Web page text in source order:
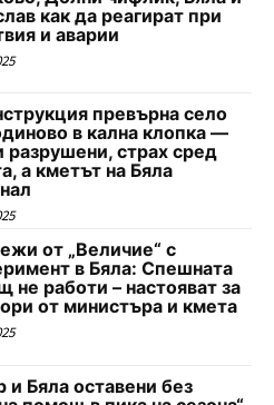
как да реагират при
и аварии
превърна село
в кална клопка —
разрушени, страх сред
а кметът на Бяла
от „Величие“ с
в Бяла: Спешната
не работи – настояват за
от министъра и кмета
и Бяла оставени без